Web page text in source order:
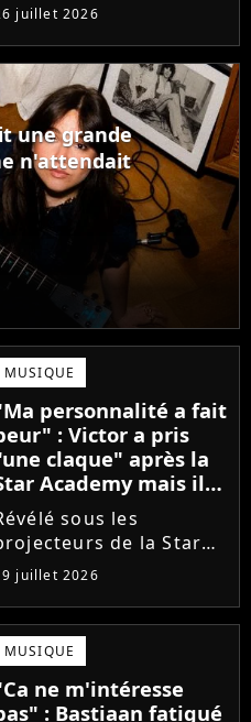
confie en interview
sur Volum sur la
de son EP tout
bien (j'crois), son
de gommer
Star
le jeu...
juillet 2026
une grande
n'attendait
MUSIQUE
personnalité a fait
: Victor a pris
claque" après la
Academy mais il
est ressorti plus
(interview)
sous les
de la Star
Victor a fait
face à la réalité brutale
l'industrie musicale
sa sortie de
Face à des
de disques
juillet 2026
MUSIQUE
ne m'intéresse
: Bastiaan fatigué